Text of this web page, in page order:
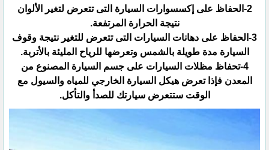
‏2-الحفاظ على إكسسوارات السيارة التى تتعرض لتغير الألوان
نتيجة الحرارة المرتفعة.‏
‏3-الحفاظ على دهانات السيارات التى تتعرض للتغير نتيجة وقوف
السيارة مدة طويلة بالشمس وتعرضها للرياح المليئة ‏بالأتربة.‏
‏4-تحفاظ مظلات السيارات على جسم السيارة المصنوع من
المعدن فإذا تعرض هيكل السيارة الخارجي للمياه والسيول مع
‏الوقت ستتعرض سيارتك للصدأ والتأكل.‏